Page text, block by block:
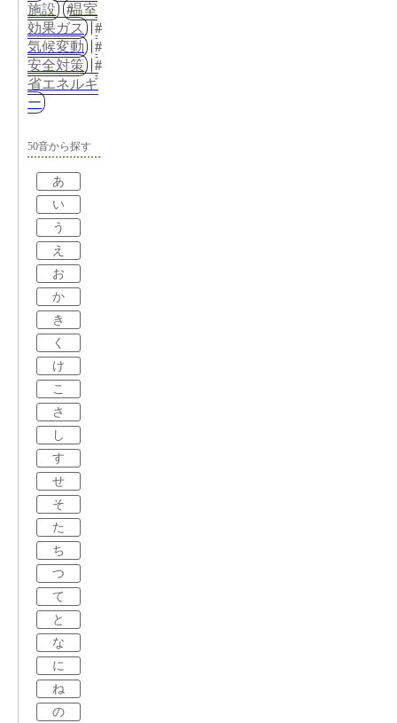
施設
温室
効果ガス
気候変動
安全対策
省エネルギ
ー
50音から探す
あ
い
う
え
お
か
き
く
け
こ
さ
し
す
せ
そ
た
ち
つ
て
と
な
に
ね
の